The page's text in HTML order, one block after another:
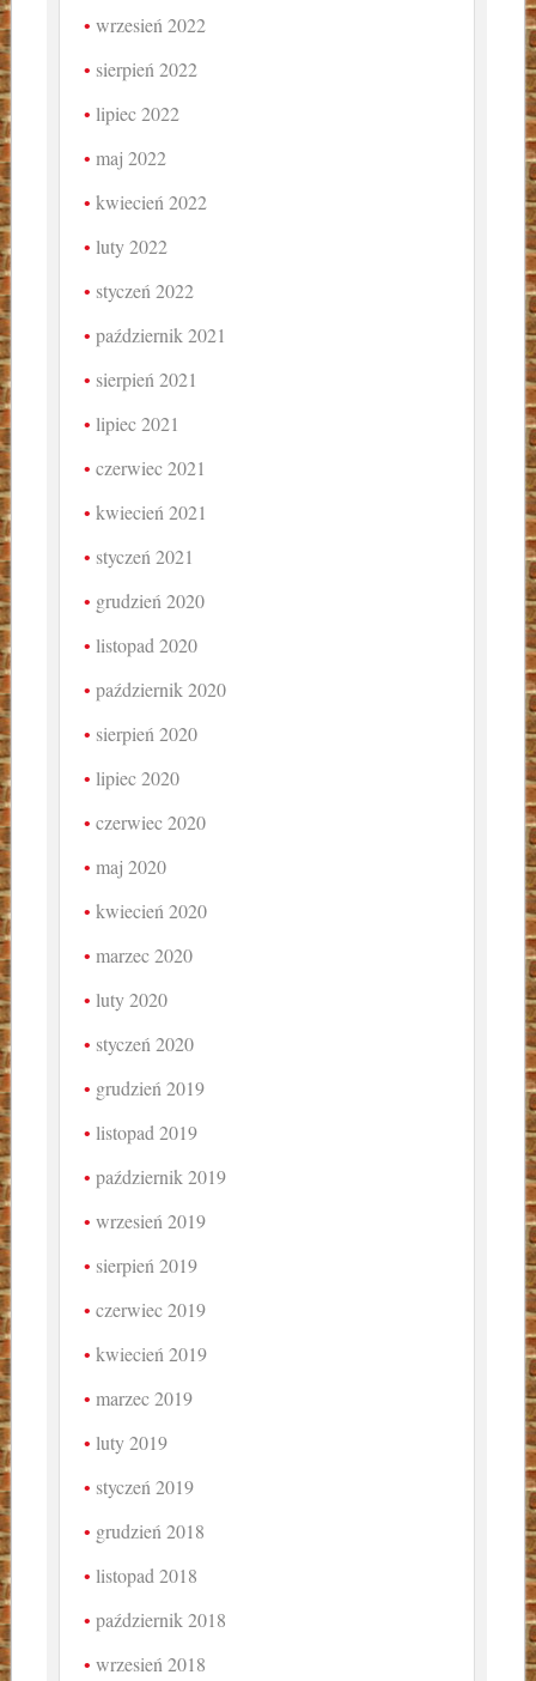
wrzesień 2022
sierpień 2022
lipiec 2022
maj 2022
kwiecień 2022
luty 2022
styczeń 2022
październik 2021
sierpień 2021
lipiec 2021
czerwiec 2021
kwiecień 2021
styczeń 2021
grudzień 2020
listopad 2020
październik 2020
sierpień 2020
lipiec 2020
czerwiec 2020
maj 2020
kwiecień 2020
marzec 2020
luty 2020
styczeń 2020
grudzień 2019
listopad 2019
październik 2019
wrzesień 2019
sierpień 2019
czerwiec 2019
kwiecień 2019
marzec 2019
luty 2019
styczeń 2019
grudzień 2018
listopad 2018
październik 2018
wrzesień 2018